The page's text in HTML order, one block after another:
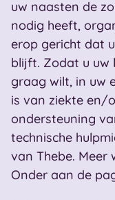
uw naasten de
nodig heeft,
erop gericht dat
blijft. Zodat u uw
graag wilt, in uw
is van ziekte en/
ondersteuning
technische
van Thebe. Meer
Onder aan de